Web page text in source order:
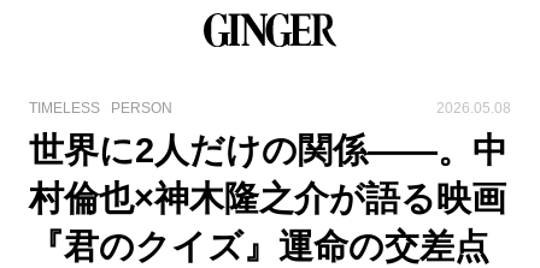
TIMELESS PERSON 2026.05.08
世界に2人だけの関係――。中
村倫也×神木隆之介が語る映画
『君のクイズ』運命の交差点